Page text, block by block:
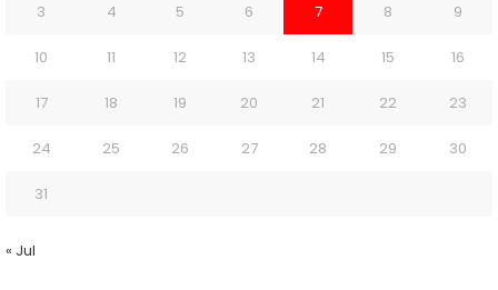
3 4 5 6 7 8 9
10 11 12 13 14 15 16
17 18 19 20 21 22 23
24 25 26 27 28 29 30
31
« Jul